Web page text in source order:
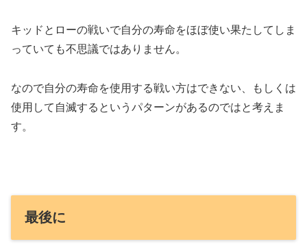
キッドとローの戦いで自分の寿命をほぼ使い果たしてしま
っていても不思議ではありません。
なので自分の寿命を使用する戦い方はできない、もしくは
使用して自滅するというパターンがあるのではと考えま
す。
最後に